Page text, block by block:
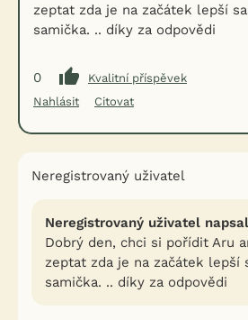
zeptat zda je na začátek lepší
samička. .. díky za odpovědi
0
Kvalitní příspěvek
Nahlásit
Citovat
Neregistrovaný uživatel
Neregistrovaný uživatel
Dobrý den, chci si pořídit Aru
zeptat zda je na začátek lepší
samička. .. díky za odpovědi